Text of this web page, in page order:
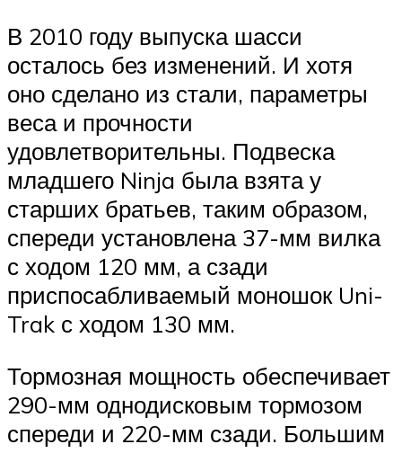
В 2010 году выпуска шасси
осталось без изменений. И хотя
оно сделано из стали, параметры
веса и прочности
удовлетворительны. Подвеска
младшего Ninja была взята у
старших братьев, таким образом,
спереди установлена 37-мм вилка
с ходом 120 мм, а сзади
приспосабливаемый моношок Uni-
Trak с ходом 130 мм.
Тормозная мощность обеспечивает
290-мм однодисковым тормозом
спереди и 220-мм сзади. Большим